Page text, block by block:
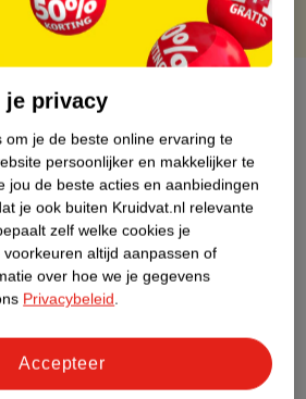
product heeft (nog) geen Nature
je privacy
om je de beste online ervaring te
persoonlijker en makkelijker te
jou de beste acties en aanbiedingen
je ook buiten Kruidvat.nl relevante
zelf welke cookies je
voorkeuren altijd aanpassen of
over hoe we je gegevens
Privacybeleid.
Accepteer